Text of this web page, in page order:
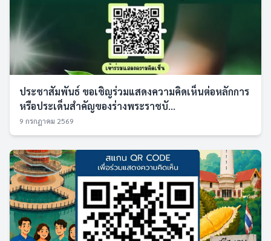
ประชาสัมพันธ์ ขอเชิญร่วมแสดงความคิดเห็นต่อหลักการ
หรือประเด็นสำคัญของร่างพระราชบั...
9 กรกฎาคม 2569